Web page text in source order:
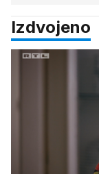
Izdvojeno